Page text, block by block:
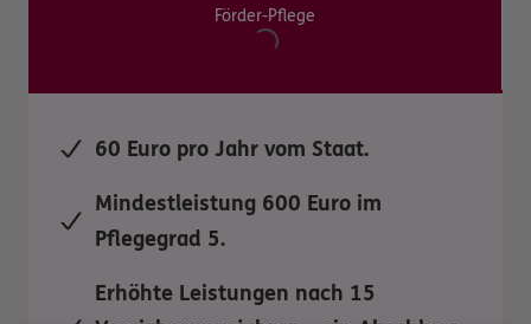
Förder-Pflege
60 Euro pro Jahr vom Staat.
Mindestleistung 600 Euro im
Pflegegrad 5.
Erhöhte Leistungen nach 15